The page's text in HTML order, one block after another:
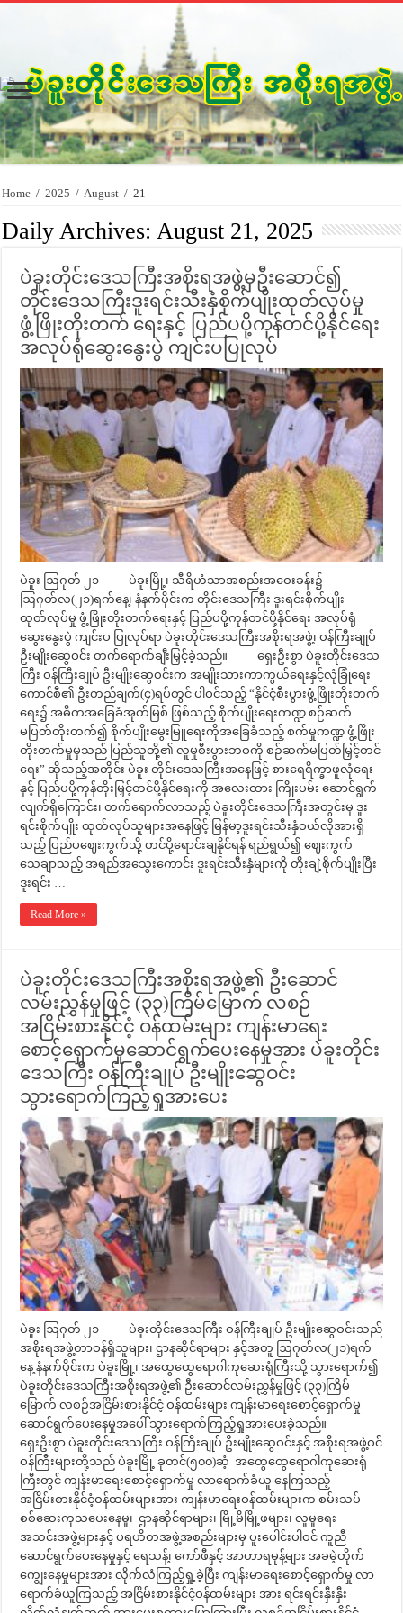
Home / 2025 / August / 21
Daily Archives:August 21, 2025
ပဲခူးတိုင်းဒေသကြီးအစိုးရအဖွဲ့မှဦးဆောင်၍
တိုင်းဒေသကြီးဒူးရင်းသီးနှံစိုက်ပျိုးထုတ်လုပ်မှု
ဖွံ့ဖြိုးတိုးတက် ရေးနှင့် ပြည်ပပို့ကုန်တင်ပို့နိုင်ရေး
အလုပ်ရုံဆွေးနွေးပွဲ ကျင်းပပြုလုပ်
ပဲခူး ဩဂုတ် ၂၁ ပဲခူးမြို့၊ သီရိဟံသာအစည်းအဝေးခန်း၌
ဩဂုတ်လ(၂၁)ရက်နေ့၊ နံနက်ပိုင်းက တိုင်းဒေသကြီး ဒူးရင်းစိုက်ပျိုး
ထုတ်လုပ်မှု ဖွံ့ဖြိုးတိုးတက်ရေးနှင့် ပြည်ပပို့ကုန်တင်ပို့နိုင်ရေး အလုပ်ရုံ
ဆွေးနွေးပွဲ ကျင်းပ ပြုလုပ်ရာ ပဲခူးတိုင်းဒေသကြီးအစိုးရအဖွဲ့၊ ဝန်ကြီးချုပ်
ဦးမျိုးဆွေဝင်း တက်ရောက်ချီးမြှင့်ခဲ့သည်။ ရှေးဦးစွာ ပဲခူးတိုင်းဒေသ
ကြီး ဝန်ကြီးချုပ် ဦးမျိုးဆွေဝင်းက အမျိုးသားကာကွယ်ရေးနှင့်လုံခြုံရေး
ကောင်စီ၏ ဦးတည်ချက်(၄)ရပ်တွင် ပါဝင်သည့် “နိုင်ငံ့စီးပွားဖွံ့ဖြိုးတိုးတက်
ရေး၌ အဓိကအခြေခံအုတ်မြစ် ဖြစ်သည့် စိုက်ပျိုးရေးကဏ္ဍ စဉ်ဆက်
မပြတ်တိုးတက်၍ စိုက်ပျိုးမွေးမြူရေးကိုအခြေခံသည့် စက်မှုကဏ္ဍ ဖွံ့ဖြိုး
တိုးတက်မှုမှသည် ပြည်သူတို့၏ လူမှုစီးပွားဘဝကို စဉ်ဆက်မပြတ်မြှင့်တင်
ရေး” ဆိုသည့်အတိုင်း ပဲခူး တိုင်းဒေသကြီးအနေဖြင့် စားရေရိက္ခာဖူလုံရေး
နှင့် ပြည်ပပို့ကုန်တိုးမြှင့်တင်ပို့နိုင်ရေးကို အလေးထား ကြိုးပမ်း ဆောင်ရွက်
လျက်ရှိကြောင်း၊ တက်ရောက်လာသည့် ပဲခူးတိုင်းဒေသကြီးအတွင်းမှ ဒူး
ရင်းစိုက်ပျိုး ထုတ်လုပ်သူများအနေဖြင့် မြန်မာ့ဒူးရင်းသီးနှံဝယ်လိုအားရှိ
သည့် ပြည်ပဈေးကွက်သို့ တင်ပို့ရောင်းချနိုင်ရန် ရည်ရွယ်၍ ဈေးကွက်
သေချာသည့် အရည်အသွေးကောင်း ဒူးရင်းသီးနှံများကို တိုးချဲ့စိုက်ပျိုးပြီး
ဒူးရင်း …
Read More »
ပဲခူးတိုင်းဒေသကြီးအစိုးရအဖွဲ့၏ ဦးဆောင်
လမ်းညွှန်မှုဖြင့် (၃၃)ကြိမ်မြောက် လစဉ်
အငြိမ်းစားနိုင်ငံ့ ဝန်ထမ်းများ ကျန်းမာရေး
စောင့်ရှောက်မှုဆောင်ရွက်ပေးနေမှုအား ပဲခူးတိုင်း
ဒေသကြီး ဝန်ကြီးချုပ် ဦးမျိုးဆွေဝင်း
သွားရောက်ကြည့်ရှုအားပေး
ပဲခူး ဩဂုတ် ၂၁ ပဲခူးတိုင်းဒေသကြီး ဝန်ကြီးချုပ် ဦးမျိုးဆွေဝင်းသည်
အစိုးရအဖွဲ့တာဝန်ရှိသူများ၊ ဌာနဆိုင်ရာများ နှင့်အတူ ဩဂုတ်လ(၂၁)ရက်
နေ့ နံနက်ပိုင်းက ပဲခူးမြို့၊ အထွေထွေရောဂါကုဆေးရုံကြီးသို့ သွားရောက်၍
ပဲခူးတိုင်းဒေသကြီးအစိုးရအဖွဲ့၏ ဦးဆောင်လမ်းညွှန်မှုဖြင့် (၃၃)ကြိမ်
မြောက် လစဉ်အငြိမ်းစားနိုင်ငံ့ ဝန်ထမ်းများ ကျန်းမာရေးစောင့်ရှောက်မှု
ဆောင်ရွက်ပေးနေမှုအပေါ် သွားရောက်ကြည့်ရှုအားပေးခဲ့သည်။
ရှေးဦးစွာ ပဲခူးတိုင်းဒေသကြီး ဝန်ကြီးချုပ် ဦးမျိုးဆွေဝင်းနှင့် အစိုးရအဖွဲ့ဝင်
ဝန်ကြီးများတို့သည် ပဲခူးမြို့ ခုတင်(၅၀၀)ဆံ့ အထွေထွေရောဂါကုဆေးရုံ
ကြီးတွင် ကျန်းမာရေးစောင့်ရှောက်မှု လာရောက်ခံယူ နေကြသည့်
အငြိမ်းစားနိုင်ငံ့ဝန်ထမ်းများအား ကျန်းမာရေးဝန်ထမ်းများက စမ်းသပ်
စစ်ဆေးကုသပေးနေမှု၊ ဌာနဆိုင်ရာများ၊ မြို့မိမြို့ဖများ၊ လူမှုရေး
အသင်းအဖွဲ့များနှင့် ပရဟိတအဖွဲ့အစည်းများမှ ပူးပေါင်းပါဝင် ကူညီ
ဆောင်ရွက်ပေးနေမှုနှင့် ရေသန့်၊ ကော်ဖီနှင့် အာဟာရမုန့်များ အခမဲ့တိုက်
ကျွေးနေမှုများအား လိုက်လံကြည့်ရှု့ခဲ့ပြီး ကျန်းမာရေးစောင့်ရှောက်မှု လာ
ရောက်ခံယူကြသည့် အငြိမ်းစားနိုင်ငံ့ဝန်ထမ်းများ အား ရင်းရင်းနှီးနှီး